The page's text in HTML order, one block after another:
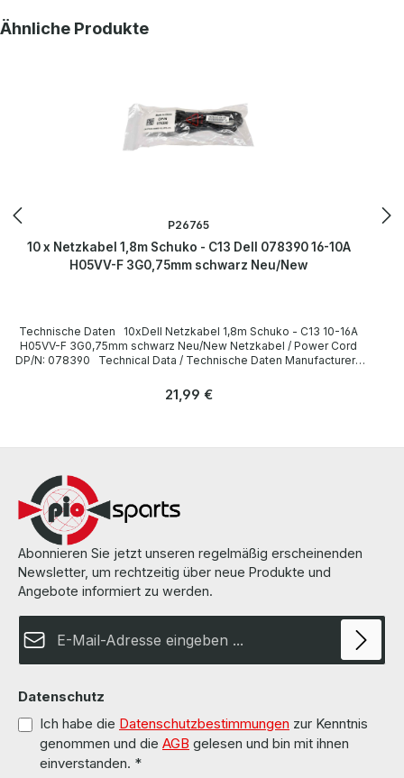
Produktgalerie überspringen
Ähnliche Produkte
P26765
10 x Netzkabel 1,8m Schuko - C13 Dell 078390 16-10A
H05VV-F 3G0,75mm schwarz Neu/New
Technische Daten 10xDell Netzkabel 1,8m Schuko - C13 10-16A
H05VV-F 3G0,75mm schwarz Neu/New Netzkabel / Power Cord
DP/N: 078390 Technical Data / Technische Daten Manufacturer /
Color / Buchsenfarbe black / schwarz More information and details
Informationen und Details finden Sie auf den Seiten des
Regulärer Preis:
21,99 €
Abonnieren Sie jetzt unseren regelmäßig erscheinenden
Newsletter, um rechtzeitig über neue Produkte und
Angebote informiert zu werden.
Datenschutz
Ich habe die Datenschutzbestimmungen zur Kenntnis
genommen und die AGB gelesen und bin mit ihnen
einverstanden. *